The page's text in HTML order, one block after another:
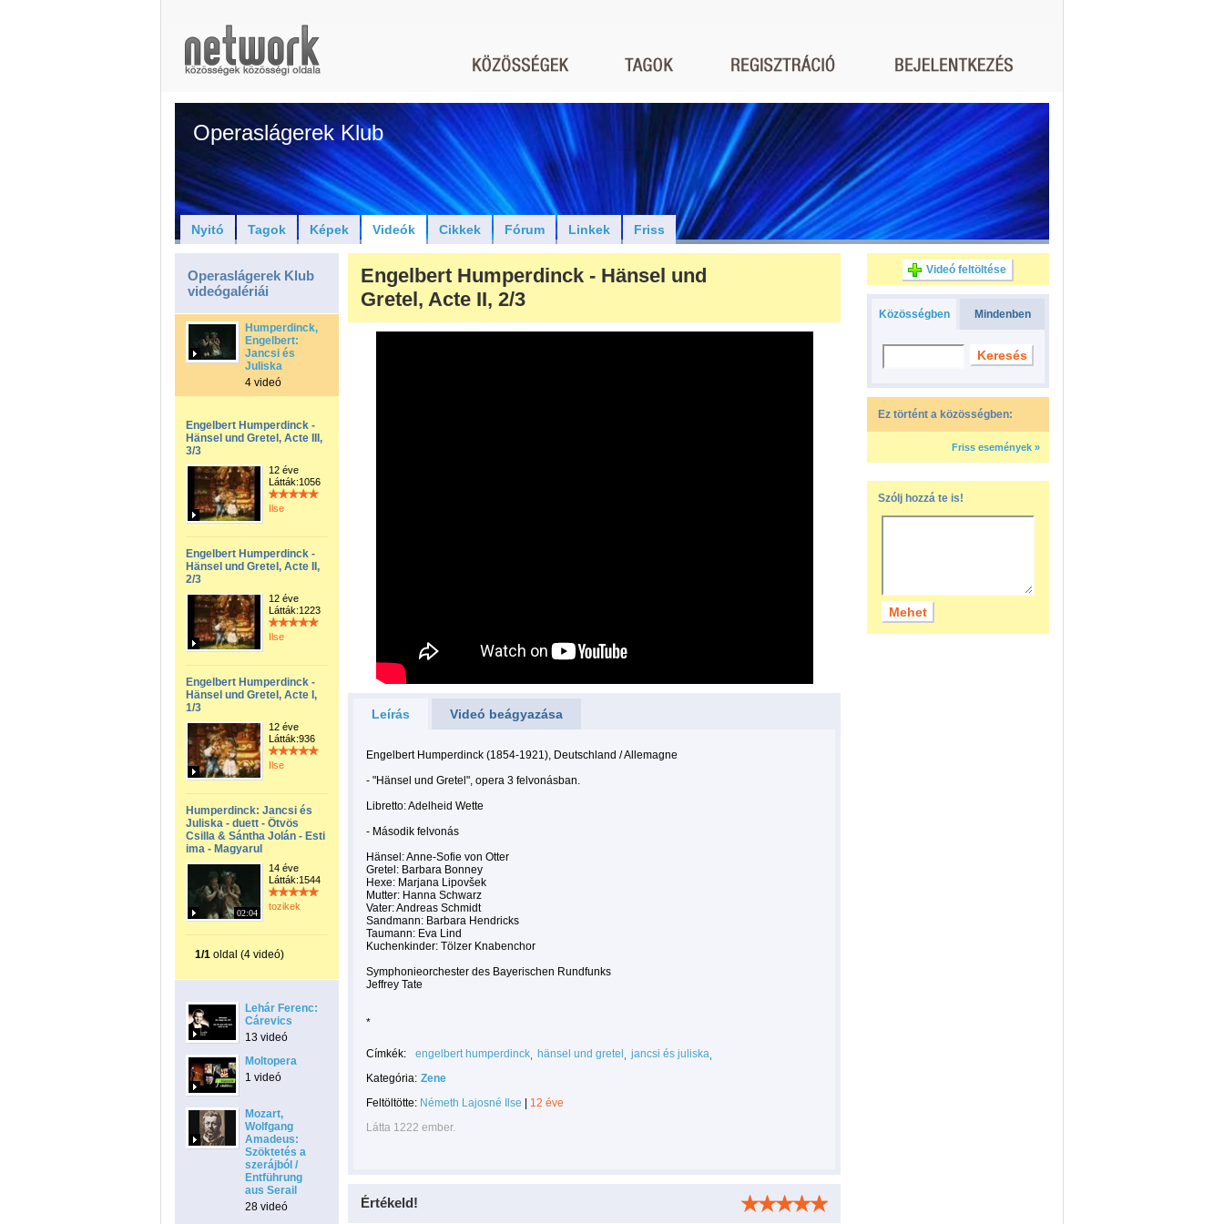
Operaslágerek Klub
Nyitó Tagok Képek Videók Cikkek Fórum Linkek Friss
Operaslágerek Klub
videógalériái
Humperdinck,
Engelbert:
Jancsi és
Juliska
4 videó
Engelbert Humperdinck -
Hänsel und Gretel, Acte III,
3/3
12 éve
Látták:1056
Ilse
Engelbert Humperdinck -
Hänsel und Gretel, Acte II,
2/3
12 éve
Látták:1223
Ilse
Engelbert Humperdinck -
Hänsel und Gretel, Acte I,
1/3
12 éve
Látták:936
Ilse
Humperdinck: Jancsi és
Juliska - duett - Ötvös
Csilla & Sántha Jolán - Esti
ima - Magyarul
02:04
14 éve
Látták:1544
tozikek
1/1 oldal (4 videó)
Lehár Ferenc:
Cárevics
13 videó
Moltopera
1 videó
Mozart,
Wolfgang
Amadeus:
Szöktetés a
szerájból /
Entführung
aus Serail
28 videó
Engelbert Humperdinck - Hänsel und
Gretel, Acte II, 2/3
Leírás Videó beágyazása
Engelbert Humperdinck (1854-1921), Deutschland / Allemagne
- "Hänsel und Gretel", opera 3 felvonásban.
Libretto: Adelheid Wette
- Második felvonás
Hänsel: Anne-Sofie von Otter
Gretel: Barbara Bonney
Hexe: Marjana Lipovšek
Mutter: Hanna Schwarz
Vater: Andreas Schmidt
Sandmann: Barbara Hendricks
Taumann: Eva Lind
Kuchenkinder: Tölzer Knabenchor
Symphonieorchester des Bayerischen Rundfunks
Jeffrey Tate
*
Címkék: engelbert humperdinck hänsel und gretel
jancsi és juliska
Kategória: Zene
Feltöltötte: Németh Lajosné Ilse
12 éve
Látta 1222 ember.
Értékeld!
Videó feltöltése
Közösségben Mindenben
Ez történt a közösségben:
Friss események »
Szólj hozzá te is!